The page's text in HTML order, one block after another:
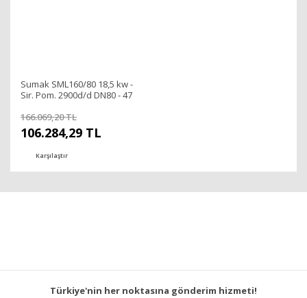
Sumak SML160/80 18,5 kw -
Sir. Pom. 2900d/d DN80 - 47
166.069,20 TL
106.284,29 TL
Karşılaştır
Türkiye'nin her noktasına gönderim hizmeti!